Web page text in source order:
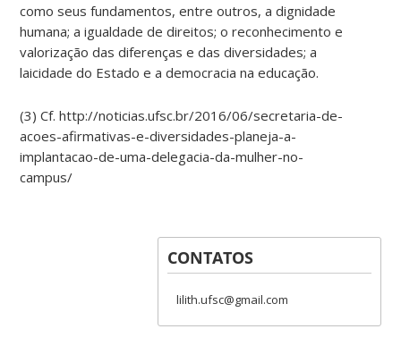
como seus fundamentos, entre outros, a dignidade
humana; a igualdade de direitos; o reconhecimento e
valorização das diferenças e das diversidades; a
laicidade do Estado e a democracia na educação.
(3) Cf. http://noticias.ufsc.br/2016/06/secretaria-de-
acoes-afirmativas-e-diversidades-planeja-a-
implantacao-de-uma-delegacia-da-mulher-no-
campus/
CONTATOS
lilith.ufsc@gmail.com